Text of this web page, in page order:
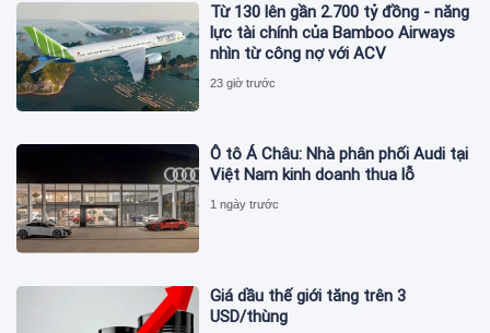
Từ 130 lên gần 2.700 tỷ đồng - năng
lực tài chính của Bamboo Airways
nhìn từ công nợ với ACV
23 giờ trước
Ô tô Á Châu: Nhà phân phối Audi tại
Việt Nam kinh doanh thua lỗ
1 ngày trước
Giá dầu thế giới tăng trên 3
USD/thùng